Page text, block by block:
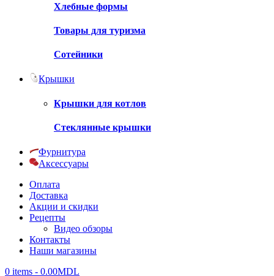
Хлебные формы
Товары для туризма
Сотейники
Крышки
Крышки для котлов
Стеклянные крышки
Фурнитура
Аксессуары
Оплата
Доставка
Акции и скидки
Рецепты
Видео обзоры
Контакты
Наши магазины
0 items - 0.00MDL